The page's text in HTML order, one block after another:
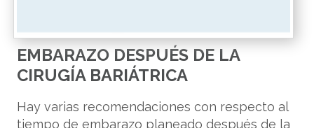
EMBARAZO DESPUÉS DE LA
CIRUGÍA BARIÁTRICA
Hay varias recomendaciones con respecto al
tiempo de embarazo planeado después de la